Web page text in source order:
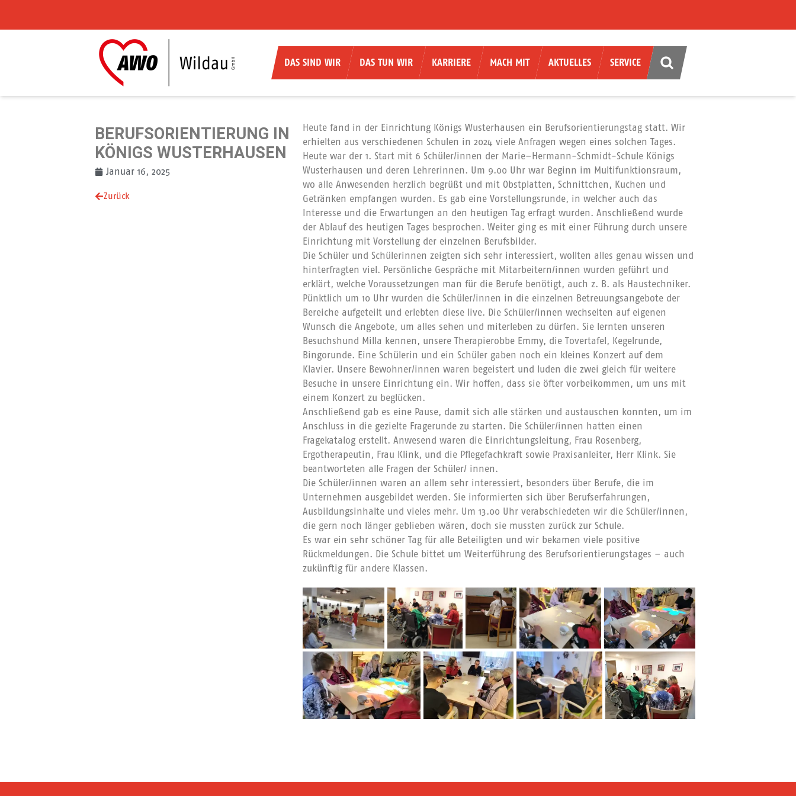
DAS SIND WIR DAS TUN WIR KARRIERE MACH MIT AKTUELLES SERVICE
BERUFSORIENTIERUNG IN
KÖNIGS WUSTERHAUSEN
Januar 16, 2025
Zurück
Heute fand in der Einrichtung Königs Wusterhausen ein Berufsorientierungstag statt. Wir
erhielten aus verschiedenen Schulen in 2024 viele Anfragen wegen eines solchen Tages.
Heute war der 1. Start mit 6 Schüler/innen der Marie–Hermann-Schmidt-Schule Königs
Wusterhausen und deren Lehrerinnen. Um 9.00 Uhr war Beginn im Multifunktionsraum,
wo alle Anwesenden herzlich begrüßt und mit Obstplatten, Schnittchen, Kuchen und
Getränken empfangen wurden. Es gab eine Vorstellungsrunde, in welcher auch das
Interesse und die Erwartungen an den heutigen Tag erfragt wurden. Anschließend wurde
der Ablauf des heutigen Tages besprochen. Weiter ging es mit einer Führung durch unsere
Einrichtung mit Vorstellung der einzelnen Berufsbilder.
Die Schüler und Schülerinnen zeigten sich sehr interessiert, wollten alles genau wissen und
hinterfragten viel. Persönliche Gespräche mit Mitarbeitern/innen wurden geführt und
erklärt, welche Voraussetzungen man für die Berufe benötigt, auch z. B. als Haustechniker.
Pünktlich um 10 Uhr wurden die Schüler/innen in die einzelnen Betreuungsangebote der
Bereiche aufgeteilt und erlebten diese live. Die Schüler/innen wechselten auf eigenen
Wunsch die Angebote, um alles sehen und miterleben zu dürfen. Sie lernten unseren
Besuchshund Milla kennen, unsere Therapierobbe Emmy, die Tovertafel, Kegelrunde,
Bingorunde. Eine Schülerin und ein Schüler gaben noch ein kleines Konzert auf dem
Klavier. Unsere Bewohner/innen waren begeistert und luden die zwei gleich für weitere
Besuche in unsere Einrichtung ein. Wir hoffen, dass sie öfter vorbeikommen, um uns mit
einem Konzert zu beglücken.
Anschließend gab es eine Pause, damit sich alle stärken und austauschen konnten, um im
Anschluss in die gezielte Fragerunde zu starten. Die Schüler/innen hatten einen
Fragekatalog erstellt. Anwesend waren die Einrichtungsleitung, Frau Rosenberg,
Ergotherapeutin, Frau Klink, und die Pflegefachkraft sowie Praxisanleiter, Herr Klink. Sie
beantworteten alle Fragen der Schüler/ innen.
Die Schüler/innen waren an allem sehr interessiert, besonders über Berufe, die im
Unternehmen ausgebildet werden. Sie informierten sich über Berufserfahrungen,
Ausbildungsinhalte und vieles mehr. Um 13.00 Uhr verabschiedeten wir die Schüler/innen,
die gern noch länger geblieben wären, doch sie mussten zurück zur Schule.
Es war ein sehr schöner Tag für alle Beteiligten und wir bekamen viele positive
Rückmeldungen. Die Schule bittet um Weiterführung des Berufsorientierungstages – auch
zukünftig für andere Klassen.